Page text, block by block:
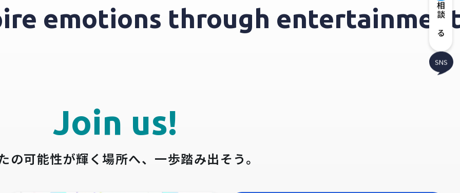
emotions through
Join us!
の可能性が輝く場所へ、 一歩踏み出そう。
相談する
SNS